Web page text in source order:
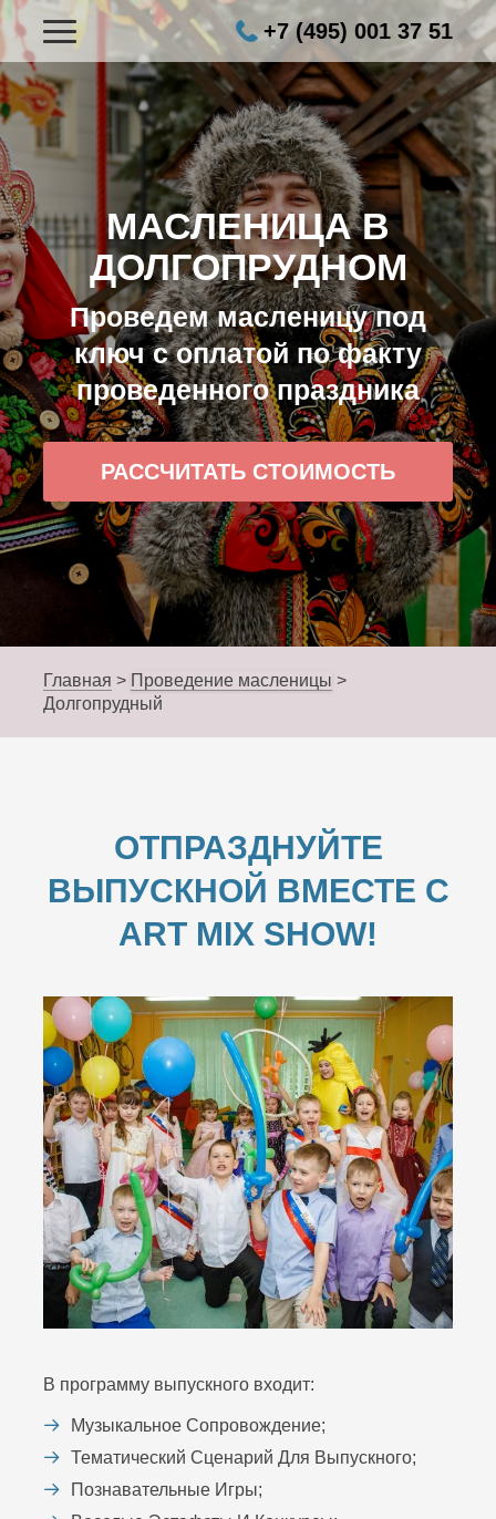
+7 (495) 001 37 51
МАСЛЕНИЦА В
ДОЛГОПРУДНОМ
Проведем масленицу под
ключ с оплатой по факту
проведенного праздника
РАССЧИТАТЬ СТОИМОСТЬ
Главная > Проведение масленицы >
Долгопрудный
ОТПРАЗДНУЙТЕ
ВЫПУСКНОЙ ВМЕСТЕ С
ART MIX SHOW!
В программу выпускного входит:
Музыкальное Сопровождение;
Тематический Сценарий Для Выпускного;
Познавательные Игры;